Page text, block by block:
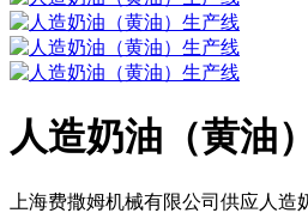
人造奶油（黄油
上海费撒姆机械有限公司供应人造